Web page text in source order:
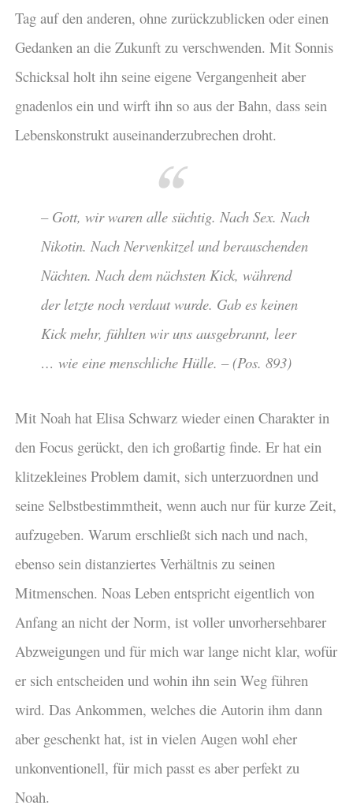
Tag auf den anderen, ohne zurückzublicken oder einen
Gedanken an die Zukunft zu verschwenden. Mit Sonnis
Schicksal holt ihn seine eigene Vergangenheit aber
gnadenlos ein und wirft ihn so aus der Bahn, dass sein
Lebenskonstrukt auseinanderzubrechen droht.
– Gott, wir waren alle süchtig. Nach Sex. Nach
Nikotin. Nach Nervenkitzel und berauschenden
Nächten. Nach dem nächsten Kick, während
der letzte noch verdaut wurde. Gab es keinen
Kick mehr, fühlten wir uns ausgebrannt, leer
… wie eine menschliche Hülle. – (Pos. 893)
Mit Noah hat Elisa Schwarz wieder einen Charakter in
den Focus gerückt, den ich großartig finde. Er hat ein
klitzekleines Problem damit, sich unterzuordnen und
seine Selbstbestimmtheit, wenn auch nur für kurze Zeit,
aufzugeben. Warum erschließt sich nach und nach,
ebenso sein distanziertes Verhältnis zu seinen
Mitmenschen. Noas Leben entspricht eigentlich von
Anfang an nicht der Norm, ist voller unvorhersehbarer
Abzweigungen und für mich war lange nicht klar, wofür
er sich entscheiden und wohin ihn sein Weg führen
wird. Das Ankommen, welches die Autorin ihm dann
aber geschenkt hat, ist in vielen Augen wohl eher
unkonventionell, für mich passt es aber perfekt zu
Noah.